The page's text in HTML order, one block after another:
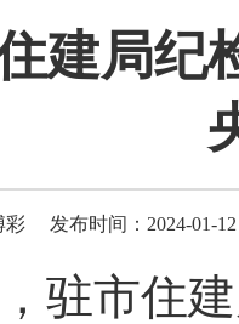
建局纪
彩 发布时间：2024-01-12
驻市住